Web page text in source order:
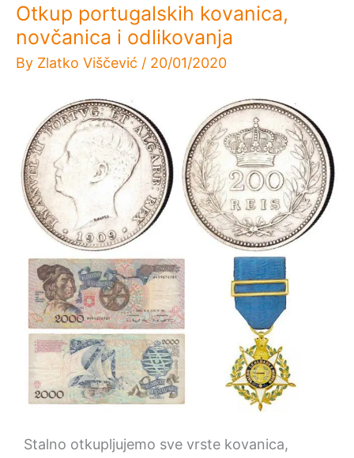
Viščevića
Otkup portugalskih kovanica,
novčanica i odlikovanja
By Zlatko Viščević / 20/01/2020
Stalno otkupljujemo sve vrste kovanica,